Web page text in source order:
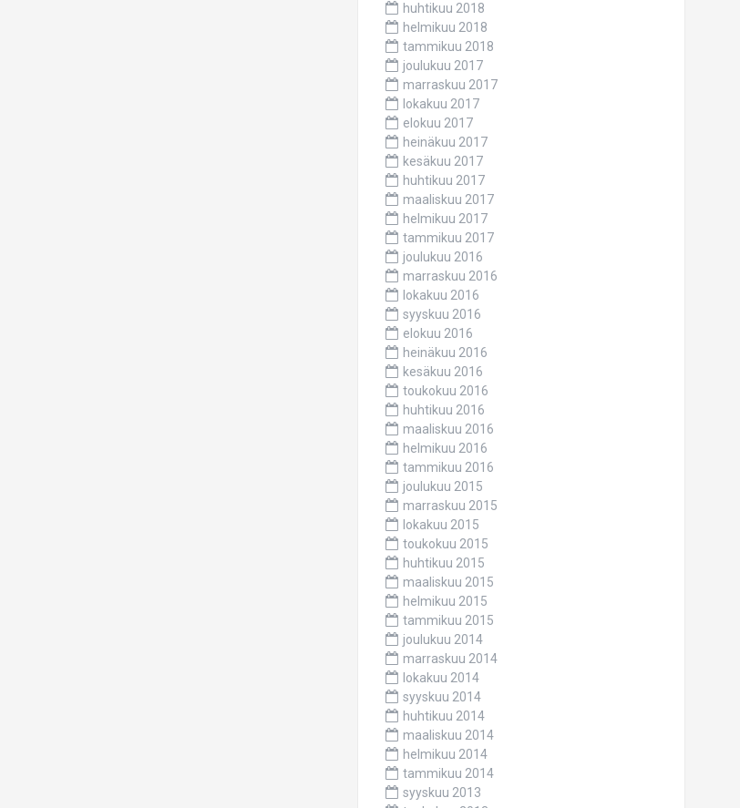
huhtikuu 2018
helmikuu 2018
tammikuu 2018
joulukuu 2017
marraskuu 2017
lokakuu 2017
elokuu 2017
heinäkuu 2017
kesäkuu 2017
huhtikuu 2017
maaliskuu 2017
helmikuu 2017
tammikuu 2017
joulukuu 2016
marraskuu 2016
lokakuu 2016
syyskuu 2016
elokuu 2016
heinäkuu 2016
kesäkuu 2016
toukokuu 2016
huhtikuu 2016
maaliskuu 2016
helmikuu 2016
tammikuu 2016
joulukuu 2015
marraskuu 2015
lokakuu 2015
toukokuu 2015
huhtikuu 2015
maaliskuu 2015
helmikuu 2015
tammikuu 2015
joulukuu 2014
marraskuu 2014
lokakuu 2014
syyskuu 2014
huhtikuu 2014
maaliskuu 2014
helmikuu 2014
tammikuu 2014
syyskuu 2013